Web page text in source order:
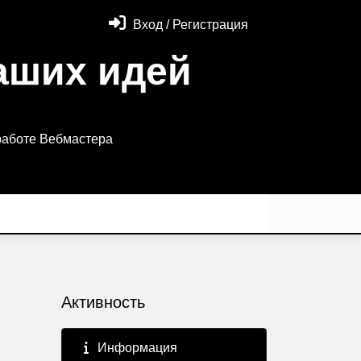
Вход / Регистрация
идей
Вебмастера
Активность
Информация